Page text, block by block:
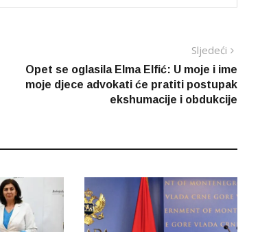
Sljedeći
Opet se oglasila Elma Elfić: U moje i ime
moje djece advokati će pratiti postupak
ekshumacije i obdukcije